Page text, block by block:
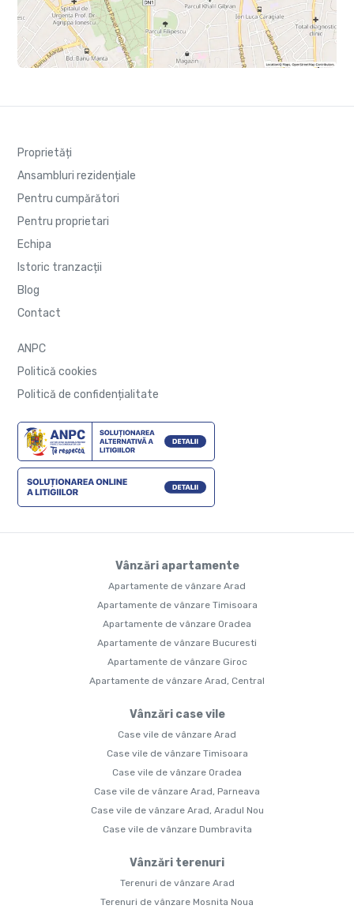
Proprietăți
Ansambluri rezidențiale
Pentru cumpărători
Pentru proprietari
Echipa
Istoric tranzacții
Blog
Contact
ANPC
Politică cookies
Politică de confidențialitate
Vânzări apartamente
Apartamente de vânzare Arad
Apartamente de vânzare Timisoara
Apartamente de vânzare Oradea
Apartamente de vânzare Bucuresti
Apartamente de vânzare Giroc
Apartamente de vânzare Arad, Central
Vânzări case vile
Case vile de vânzare Arad
Case vile de vânzare Timisoara
Case vile de vânzare Oradea
Case vile de vânzare Arad, Parneava
Case vile de vânzare Arad, Aradul Nou
Case vile de vânzare Dumbravita
Vânzări terenuri
Terenuri de vânzare Arad
Terenuri de vânzare Mosnita Noua